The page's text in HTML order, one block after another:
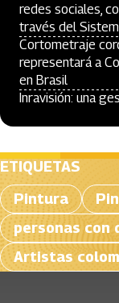
redes sociales,
través del
Cortometraje
representará a
en Brasil
Inravisión: una
ETIQUETAS
Pintura
personas con
Artistas